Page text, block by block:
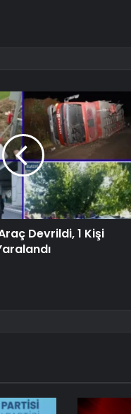
Devrildi, 1 Kişi